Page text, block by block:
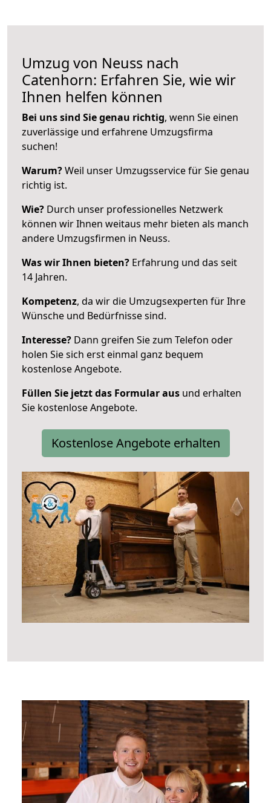
Umzug von Neuss nach
Catenhorn: Erfahren Sie, wie wir
Ihnen helfen können
Bei uns sind Sie genau richtig, wenn Sie einen
zuverlässige und erfahrene Umzugsfirma
suchen!
Warum?Weil unser Umzugsservice für Sie genau
richtig ist.
Wie? Durch unser professionelles Netzwerk
können wir Ihnen weitaus mehr bieten als manch
andere Umzugsfirmen in Neuss.
Was wir Ihnen bieten? Erfahrung und das seit
14 Jahren.
Kompetenz, da wir die Umzugsexperten für Ihre
Wünsche und Bedürfnisse sind.
Interesse? Dann greifen Sie zum Telefon oder
holen Sie sich erst einmal ganz bequem
kostenlose Angebote.
Füllen Sie jetzt das Formular aus und erhalten
Sie kostenlose Angebote.
Kostenlose Angebote erhalten